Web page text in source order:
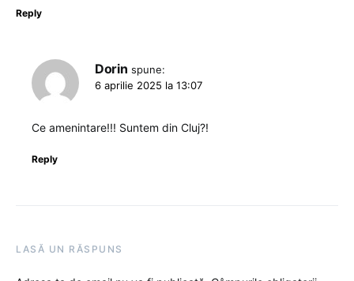
Reply
Dorin spune:
6 aprilie 2025 la 13:07
Ce amenintare!!! Suntem din Cluj?!
Reply
LASĂ UN RĂSPUNS